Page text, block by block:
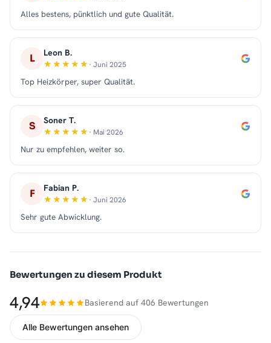
Alles bestens, pünktlich und gute Qualität.
L Leon B.
· Juni 2025
Top Heizkörper, super Qualität.
S Soner T.
· Mai 2026
Nur zu empfehlen, weiter so.
F Fabian P.
· Juni 2026
Sehr gute Abwicklung.
Bewertungen zu diesem Produkt
4,94 Basierend auf 406 Bewertungen
Alle Bewertungen ansehen